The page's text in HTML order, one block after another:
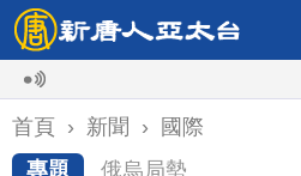
首頁 › 新聞 ›
國際
專題
俄烏局勢